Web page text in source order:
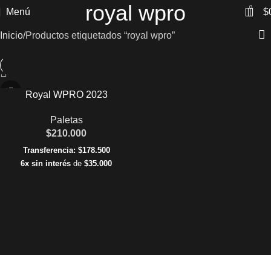
Menú 0 $
royal wpro
Inicio Productos etiquetados “royal wpro”
Royal WPRO 2023
Paletas
$210.000
Transferencia: $178.500
6x sin interés de $35.000